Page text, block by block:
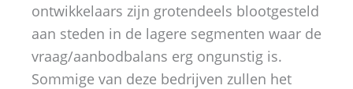
ontwikkelaars zijn grotendeels blootgesteld
aan steden in de lagere segmenten waar de
vraag/aanbodbalans erg ongunstig is.
Sommige van deze bedrijven zullen het